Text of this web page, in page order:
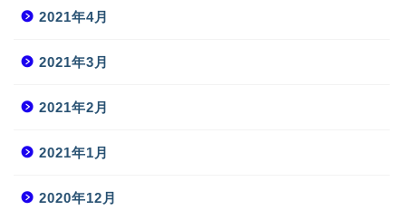
2021年4月
2021年3月
2021年2月
2021年1月
2020年12月